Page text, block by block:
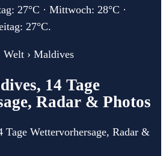
27°C · Mittwoch: 28°C ·
27°C.
Welt › Maldives
14 Tage
Radar & Photos
Wettervorhersage, Radar &